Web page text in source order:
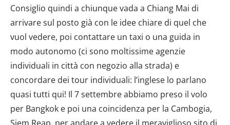
dalla Dichiarazione sui cookie.
annunci, per fornire funzionalità dei social media e per
analizzare il nostro traffico. Condividiamo inoltre
informazioni sul modo in cui utilizzi il nostro sito con i
nostri partner che si occupano di analisi dei dati web,
pubblicità e social media, i quali potrebbero combinarle
con altre informazioni che hai fornito loro o che hanno